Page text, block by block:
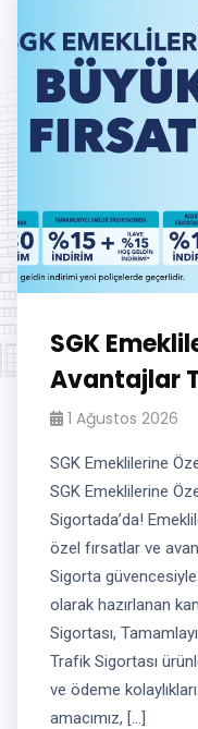
SGK
Avantajlar
1 Ağustos 2026
SGK Emeklilerine
SGK Emeklilerine
Sigortada’da!
özel fırsatlar ve
Sigorta
olarak hazırlanan
Sigortası,
Trafik Sigortası
ve ödeme
amacımız, […]